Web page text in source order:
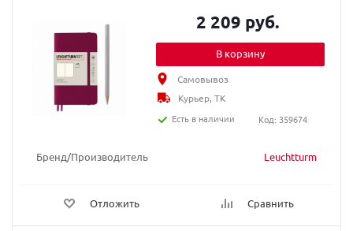
Бренд/Производитель Leuchtturm
Отложить Сравнить
2 209 руб.
В корзину
Самовывоз
Курьер, ТК
Есть в наличии
Код: 359674